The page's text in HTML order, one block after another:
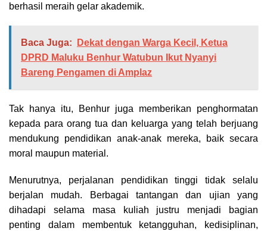
berhasil meraih gelar akademik.
Baca Juga:
Dekat dengan Warga Kecil, Ketua
DPRD Maluku Benhur Watubun Ikut Nyanyi
Bareng Pengamen di Amplaz
Tak hanya itu, Benhur juga memberikan penghormatan
kepada para orang tua dan keluarga yang telah berjuang
mendukung pendidikan anak-anak mereka, baik secara
moral maupun material.
Menurutnya, perjalanan pendidikan tinggi tidak selalu
berjalan mudah. Berbagai tantangan dan ujian yang
dihadapi selama masa kuliah justru menjadi bagian
penting dalam membentuk ketangguhan, kedisiplinan,